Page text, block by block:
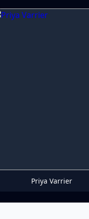
Priya Varrier